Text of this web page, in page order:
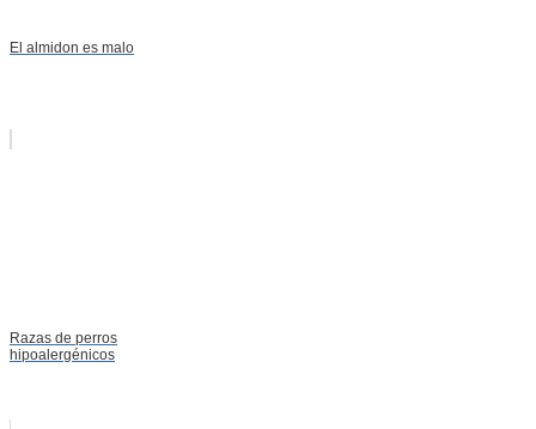
El almidon es malo
Razas de perros
hipoalergénicos